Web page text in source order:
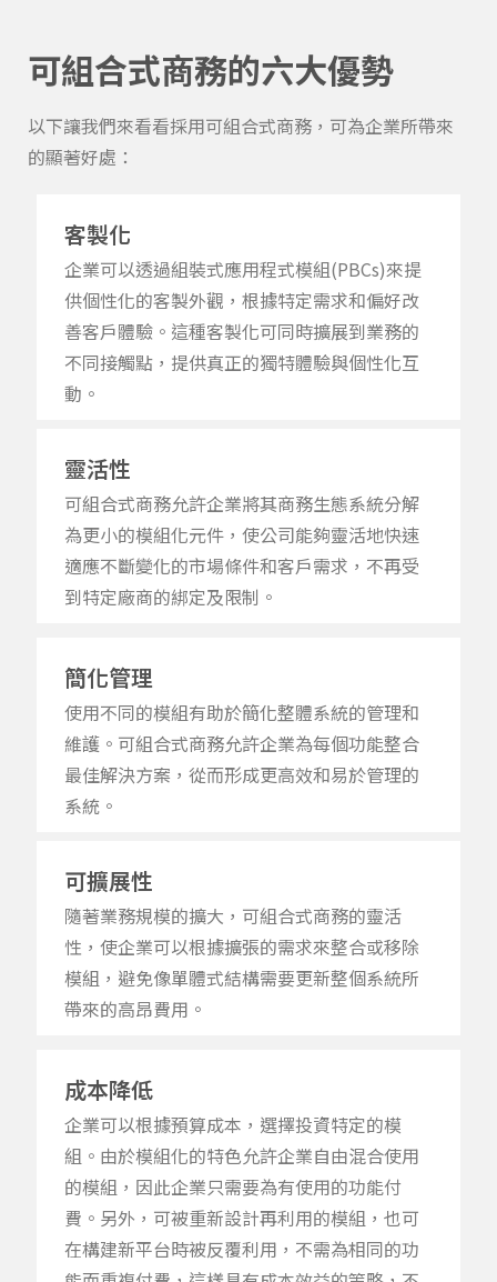
可組合式商務的六大優勢
以下讓我們來看看採用可組合式商務 ， 可為企業所帶來
的顯著好處 ：
客製化
企業可以透過組裝式應用程式模組(PBCs)來提
供個性化的客製外觀，根據特定需求和偏好改
善客戶體驗。這種客製化可同時擴展到業務的
不同接觸點，提供真正的獨特體驗與個性化互
動。
靈活性
可組合式商務允許企業將其商務生態系統分解
為更小的模組化元件 ， 使公司能夠靈活地快速
適應不斷變化的市場條件和客戶需求 ， 不再受
到特定廠商的綁定及限制 。
簡化管理
使用不同的模組有助於簡化整體系統的管理和
維護。可組合式商務允許企業為每個功能整合
最佳解決方案 ， 從而形成更高效和易於管理的
系統。
可擴展性
隨著業務規模的擴大 ， 可組合式商務的靈活
性 ， 使企業可以根據擴張的需求來整合或移除
模組 ， 避免像單體式結構需要更新整個系統所
帶來的高昂費用 。
成本降低
企業可以根據預算成本 ， 選擇投資特定的模
組 。 由於模組化的特色允許企業自由混合使用
的模組 ， 因此企業只需要為有使用的功能付
費 。另外， 可被重新設計再利用的模組 ， 也可
在構建新平台時被反覆利用，不需為相同的功